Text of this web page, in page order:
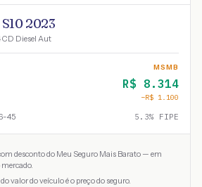
2023
CD Diesel Aut
MSMB
R$ 8.314
−R$ 1.100
45 5.3% FIPE
desconto do Meu Seguro Mais Barato — em
mercado.
valor do veículo é o preço do seguro.